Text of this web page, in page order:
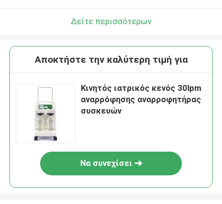
Δείτε περισσότερων
Αποκτήστε την καλύτερη τιμή για
Κινητός ιατρικός κενός 30lpm
αναρρόφησης αναρροφητήρας
συσκευών
Να συνεχίσει